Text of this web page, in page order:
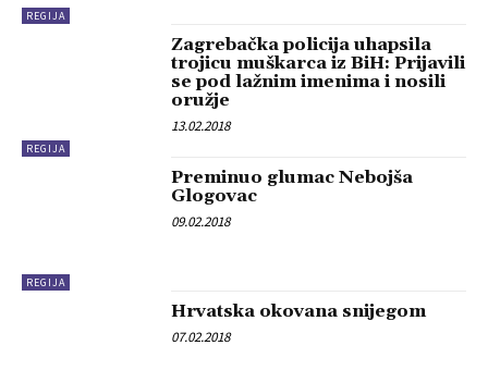
REGIJA
REGIJA
Zagrebačka policija uhapsila
trojicu muškarca iz BiH: Prijavili
se pod lažnim imenima i nosili
oružje
13.02.2018
REGIJA
Preminuo glumac Nebojša
Glogovac
09.02.2018
Hrvatska okovana snijegom
07.02.2018